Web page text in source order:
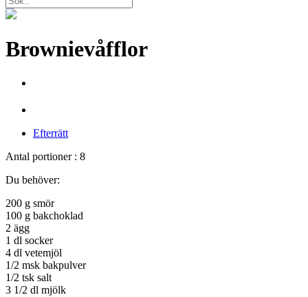
Brownievåfflor
Efterrätt
Antal portioner : 8
Du behöver:
200 g smör
100 g bakchoklad
2 ägg
1 dl socker
4 dl vetemjöl
1/2 msk bakpulver
1/2 tsk salt
3 1/2 dl mjölk